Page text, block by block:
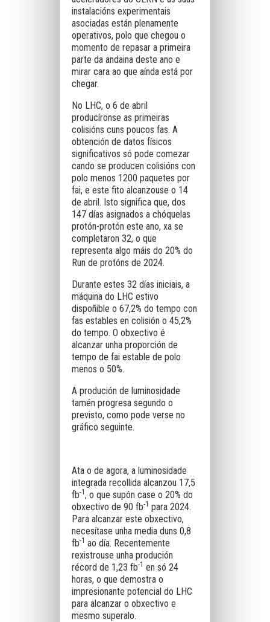
instalacións experimentais
asociadas están plenamente
operativos, polo que chegou o
momento de repasar a primeira
parte da andaina deste ano e
mirar cara ao que aínda está por
chegar.
No LHC, o 6 de abril
producíronse as primeiras
colisións cuns poucos fas. A
obtención de datos físicos
significativos só pode comezar
cando se producen colisións con
polo menos 1200 paquetes por
fai, e este fito alcanzouse o 14
de abril. Isto significa que, dos
147 días asignados a chóquelas
protón-protón este ano, xa se
completaron 32, o que
representa algo máis do 20% do
Run de protóns de 2024.
Durante estes 32 días iniciais, a
máquina do LHC estivo
dispoñible o 67,2% do tempo con
fas estables en colisión o 45,2%
do tempo. O obxectivo é
alcanzar unha proporción de
tempo de fai estable de polo
menos o 50%.
A produción de luminosidade
tamén progresa segundo o
previsto, como pode verse no
gráfico seguinte.
Ata o de agora, a luminosidade
integrada recollida alcanzou 17,5
fb-1, o que supón case o 20% do
obxectivo de 90 fb-1 para 2024.
Para alcanzar este obxectivo,
necesítase unha media duns 0,8
fb-1 ao día. Recentemente
rexistrouse unha produción
récord de 1,23 fb-1 en só 24
horas, o que demostra o
impresionante potencial do LHC
para alcanzar o obxectivo e
mesmo superalo.